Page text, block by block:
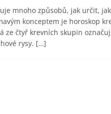
mnoho způsobů, jak určit,
konceptem je horoskop
ze čtyř krevních skupin
rysy. […]